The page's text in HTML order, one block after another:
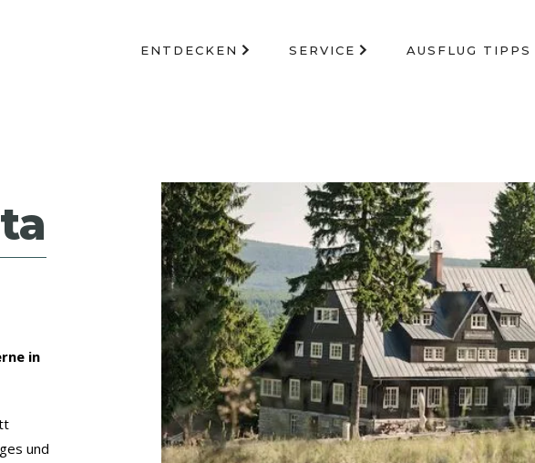
ENTDECKEN SERVICE AUSFLUG TIPPS
in
und